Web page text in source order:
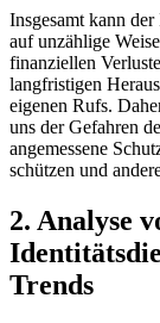
Insgesamt kann
auf ‍unzählige
finanziellen
langfristigen
eigenen ‌Rufs.
uns‌ der Gefahren
angemessene
schützen und
2. Analyse
Trends